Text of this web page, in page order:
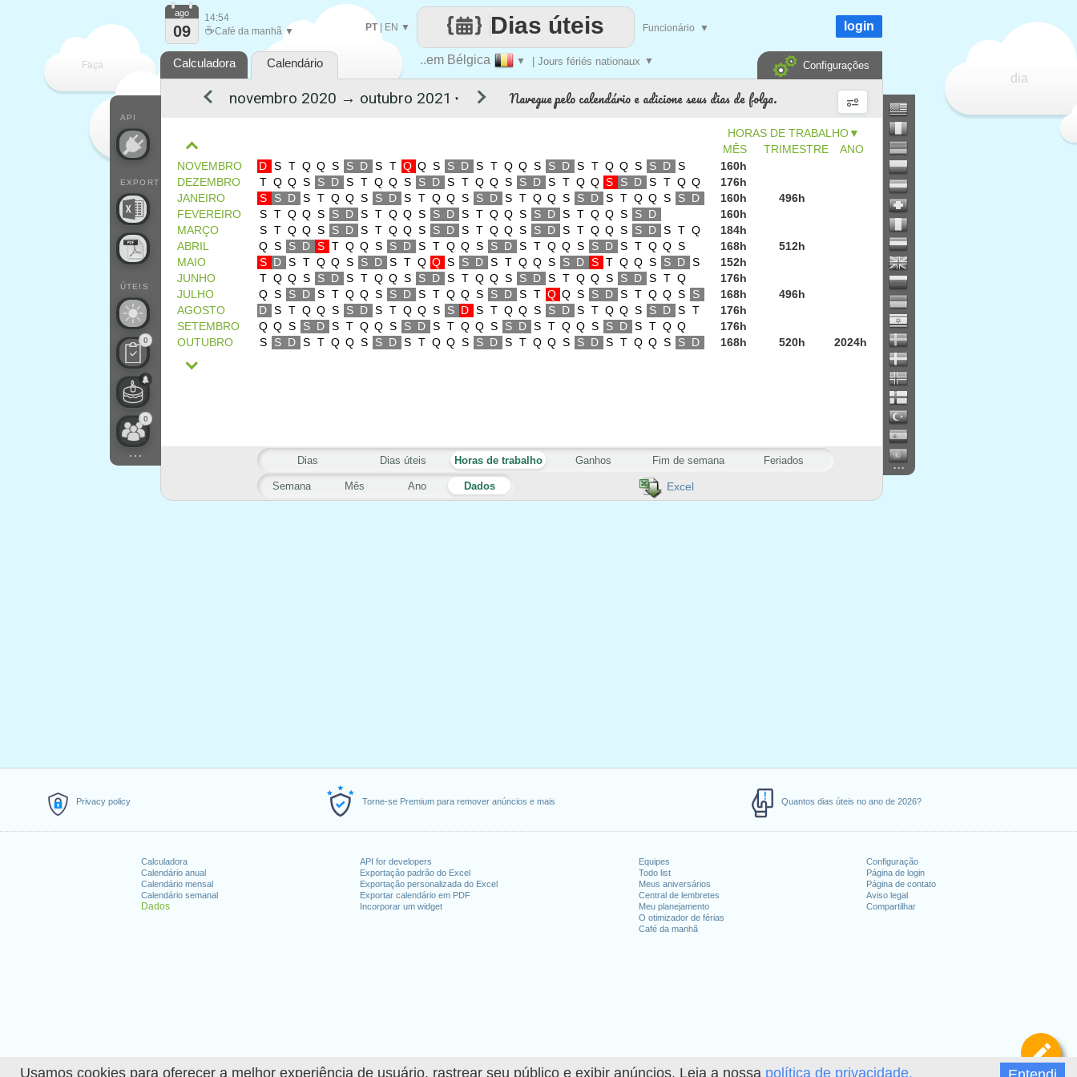
Usamos cookies para oferecer a melhor experiência de usuário, rastrear seu público e exibir anúncios. Leia a nossa política de privacidade.
Privacy policy Torne-se Premium para remover anúncios e mais Quantos dias úteis no ano de 2026?
Calculadora
Calendário anual
Calendário mensal
Calendário semanal
Dados
API for developers
Exportação padrão do Excel
Exportação personalizada do Excel
Exportar calendário em PDF
Incorporar um widget
Equipes
Todo list
Meus aniversários
Central de lembretes
Meu planejamento
O otimizador de férias
Café da manhã
Configuração
Página de login
Página de contato
Aviso legal
Compartilhar
Faça
dia
..em Bélgica ▼ | Jours fériés nationaux ▼
Dias úteis
PT| EN ▼ Funcionário ▼
API
EXPORT
ÚTEIS
0
0
...
ago
09
14:54
☕Café da manhã ▼ login
Calculadora Calendário Configurações
...
Excel
▼
MÊS
TRIMESTRE ANO
▼ Navegue pelo calendário e adicione seus dias de folga.
NOVEMBRO D S T Q Q S S D S T Q Q S S D S T Q Q S S D S T Q Q S S D S
160h
DEZEMBRO
T Q Q S S D S T Q Q S S D S T Q Q S S D S T Q Q S S D S T Q Q
176h
JANEIRO
S S D S T Q Q S S D S T Q Q S S D S T Q Q S S D S T Q Q S S D 160h
496h
FEVEREIRO
S T Q Q S S D S T Q Q S S D S T Q Q S S D S T Q Q S S D
160h
MARÇO
S T Q Q S S D S T Q Q S S D S T Q Q S S D S T Q Q S S D S T Q
184h
ABRIL
Q S S D S T Q Q S S D S T Q Q S S D S T Q Q S S D S T Q Q S 168h
512h
MAIO
S D S T Q Q S S D S T Q Q S S D S T Q Q S S D S T Q Q S S D S
152h
JUNHO
T Q Q S S D S T Q Q S S D S T Q Q S S D S T Q Q S S D S T Q
176h
JULHO
Q S S D S T Q Q S S D S T Q Q S S D S T Q Q S S D S T Q Q S S 168h
496h
AGOSTO
D S T Q Q S S D S T Q Q S S D S T Q Q S S D S T Q Q S S D S T
176h
SETEMBRO
Q Q S S D S T Q Q S S D S T Q Q S S D S T Q Q S S D S T Q Q
176h
OUTUBRO
S S D S T Q Q S S D S T Q Q S S D S T Q Q S S D S T Q Q S S D 168h 520h 2024h
Semana Mês Ano Dados
Dias Dias úteis Horas de trabalho Ganhos Fim de semana Feriados